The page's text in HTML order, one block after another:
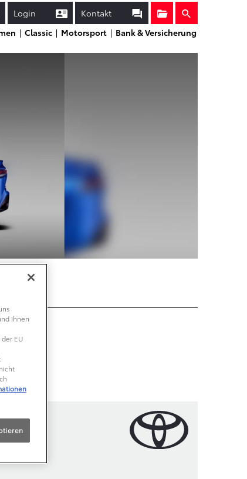
Login Kontakt Sammelmappe
Suche
Classic Motorsport Bank & Versicherung
Ihnen
EU